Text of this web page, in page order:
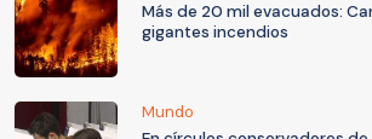
Más de 20 mil evacuados:
gigantes incendios
Mundo